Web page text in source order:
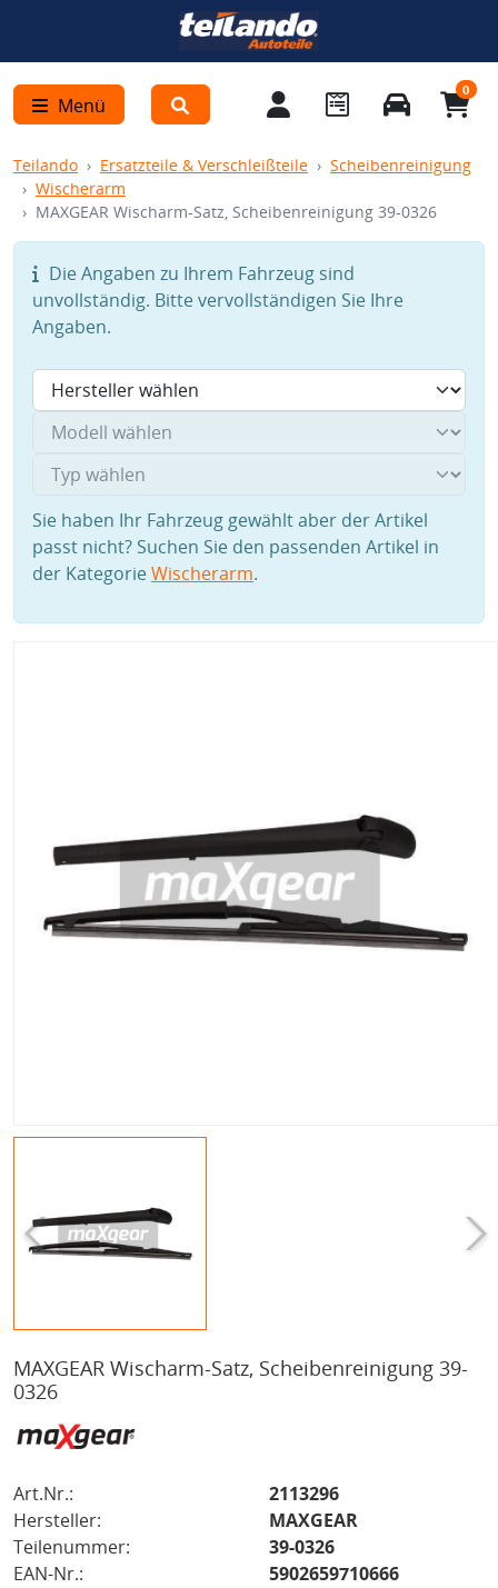
Menü
0
Teilando Ersatzteile & Verschleißteile
Scheibenreinigung
Wischerarm
MAXGEAR Wischarm-Satz, Scheibenreinigung 39-0326
Die Angaben zu Ihrem Fahrzeug sind
unvollständig. Bitte vervollständigen Sie Ihre
Angaben.
Sie haben Ihr Fahrzeug gewählt aber der Artikel
passt nicht? Suchen Sie den passenden Artikel in
der KategorieWischerarm.
MAXGEAR Wischarm-Satz, Scheibenreinigung 39-
0326
Art.Nr.:
2113296
Hersteller:
MAXGEAR
Teilenummer:
39-0326
EAN-Nr.:
5902659710666